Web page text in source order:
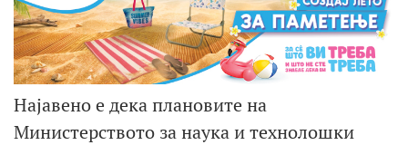
Најавено е дека плановите на
Министерството за наука и технолошки